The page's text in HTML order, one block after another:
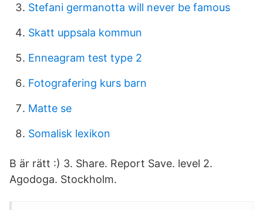
Stefani germanotta will never be famous
Skatt uppsala kommun
Enneagram test type 2
Fotografering kurs barn
Matte se
Somalisk lexikon
B är rätt :) 3. Share. Report Save. level 2.
Agodoga. Stockholm.